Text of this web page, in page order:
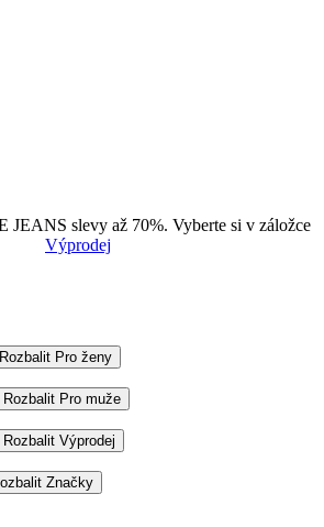
JEANS slevy až 70%. Vyberte si v záložce
Výprodej
Rozbalit Pro ženy
Rozbalit Pro muže
Rozbalit Výprodej
Značky